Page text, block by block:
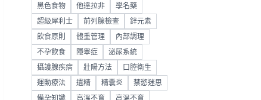
黑色食物 他達拉非 學名藥
超級犀利士 前列腺檢查 鋅元素
飲食原則 體重管理 內部調理
不孕飲食 隱睾症 泌尿系統
攝護腺疾病 壯陽方法 口腔衛生
運動療法 遺精 精囊炎 禁慾迷思
備孕知識 高溫不育 高温不育